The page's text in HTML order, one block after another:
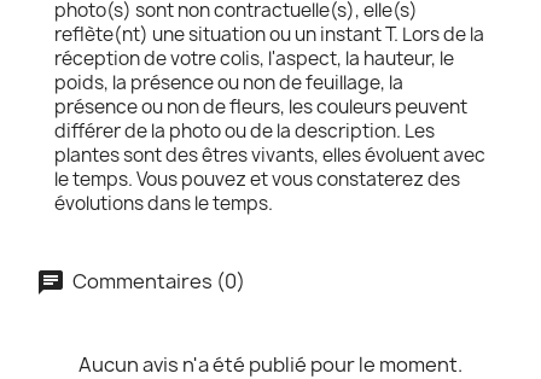
photo(s) sont non contractuelle(s), elle(s)
reflète(nt) une situation ou un instant T. Lors de la
réception de votre colis, l'aspect, la hauteur, le
poids, la présence ou non de feuillage, la
présence ou non de fleurs, les couleurs peuvent
différer de la photo ou de la description. Les
plantes sont des êtres vivants, elles évoluent avec
le temps. Vous pouvez et vous constaterez des
évolutions dans le temps.
Commentaires (0)
Aucun avis n'a été publié pour le moment.